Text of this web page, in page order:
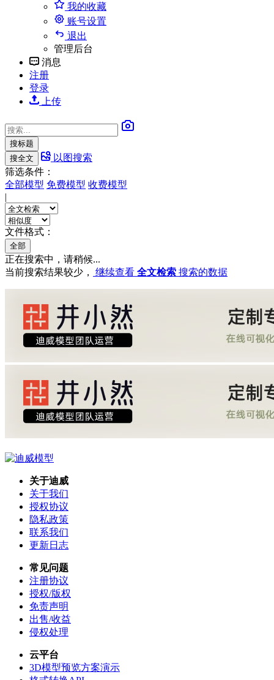
我的收藏
账号设置
退出
管理后台
消息
注册
登录
上传
搜标题
搜全文
以图搜索
筛选条件：
全部模型 免费模型 收费模型
|
文件格式：
全部
正在搜索中，请稍候...
当前搜索结果较少，
继续查看 全文检索 搜索的数据
关于迪威
关于我们
授权协议
隐私政策
联系我们
更新日志
常见问题
注册协议
授权/版权
免责声明
出售/收益
侵权处理
云平台
3D模型预览方案演示